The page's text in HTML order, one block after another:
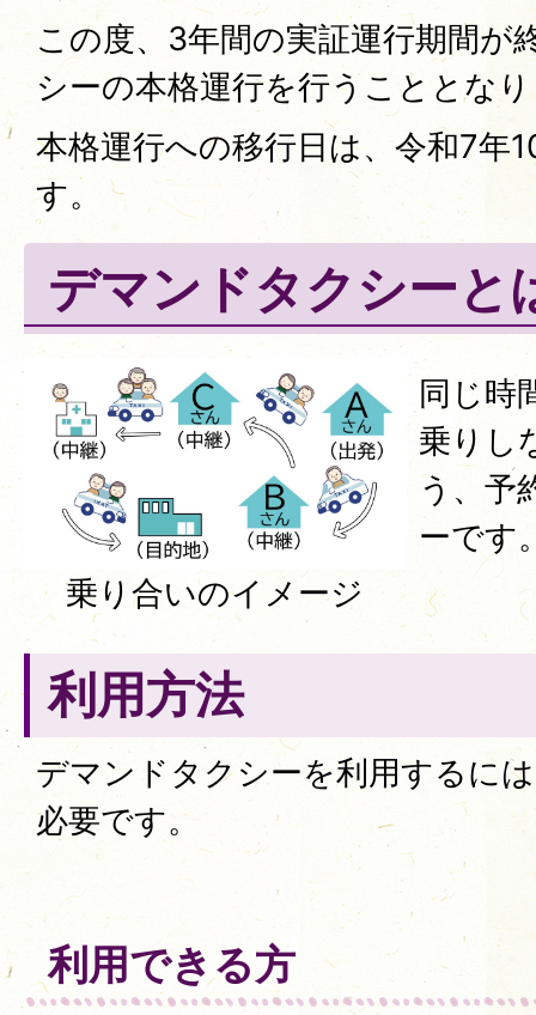
この度、3年間の実証運行期間が
シーの本格運行を行うこととな
本格運行への移行日は、令和7年
す。
デマンドタクシーと
乗り合いのイメージ
同じ時
乗りし
う、予
ーです
利用方法
デマンドタクシーを利用するに
必要です。
利用できる方